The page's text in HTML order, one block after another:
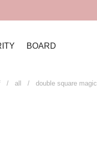
BOARD
/ all / double square magic